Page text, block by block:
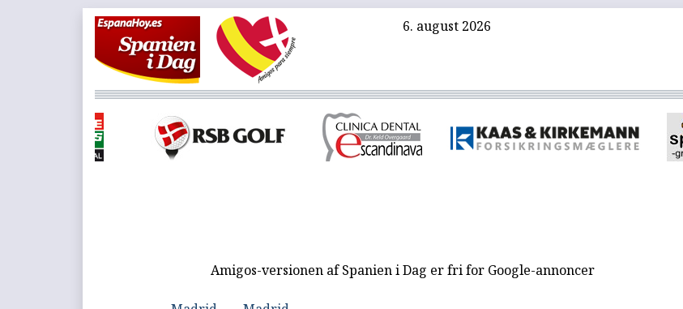
6. august 2026
Amigos-versionen af Spanien i Dag er fri for Google-annoncer